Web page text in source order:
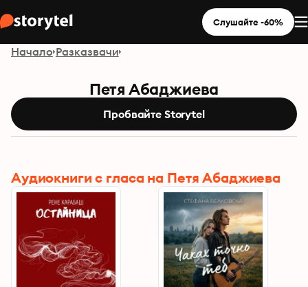
Слушайте -60%
Начало Разказвачи
Петя Абаджиева
Пробвайте Storytel
Aудиокниги с гласа на Петя Абаджиева